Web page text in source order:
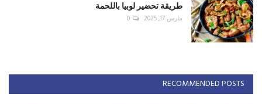
طريقة تحضير لوبيا باللحمة
مارس 17, 2025 0
RECOMMENDED POSTS